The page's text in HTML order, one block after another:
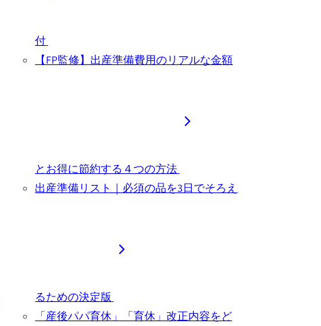
付
【FP監修】出産準備費用のリアルな金額
とお得に節約する４つの方法
出産準備リスト｜必須の品を3日でそろえ
るための決定版
「産後パパ育休」「育休」改正内容をど